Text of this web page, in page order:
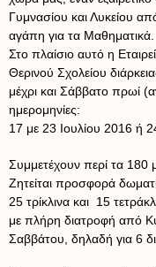
Γυμνασίου και Λυκείου
αγάπη για τα Μαθηματικά.
Στο πλαίσιο αυτό η
Θερινού Σχολείου
μέχρι και Σάββατο πρωί
ημερομηνίες:
17 με 23 Ιουλίου 2016 ή
Συμμετέχουν περί τα 180
Ζητείται προσφορά
25 τρίκλινα και 15
με πλήρη διατροφή από
Σαββάτου, δηλαδή για 6